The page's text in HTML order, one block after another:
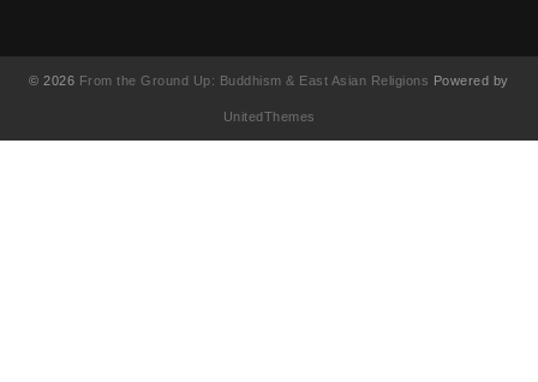
© 2026 From the Ground Up: Buddhism & East Asian Religions Powered by
UnitedThemes